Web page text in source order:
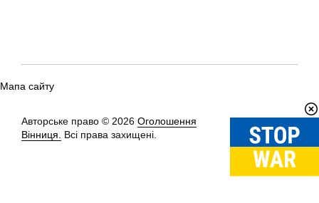
Мапа сайту
Авторське право © 2026 Оголошення
Вінниця.
Всі права захищені.
Вгору↑